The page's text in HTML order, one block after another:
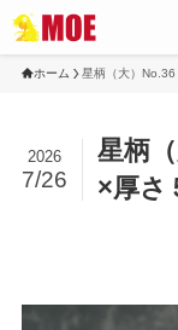
ホーム 星柄（大）
星柄
×厚さ
2026
7/26